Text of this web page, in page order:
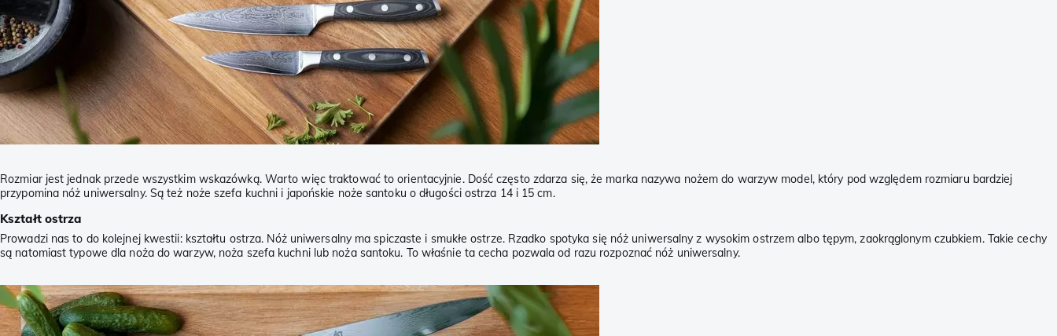
Rozmiar jest jednak przede wszystkim wskazówką. Warto więc traktować to orientacyjnie. Dość często zdarza się, że marka nazywa nożem do warzyw model, który pod względem rozmiaru bardziej
przypomina nóż uniwersalny. Są też noże szefa kuchni i japońskie noże santoku o długości ostrza 14 i 15 cm.
Kształt ostrza
Prowadzi nas to do kolejnej kwestii: kształtu ostrza. Nóż uniwersalny ma spiczaste i smukłe ostrze. Rzadko spotyka się nóż uniwersalny z wysokim ostrzem albo tępym, zaokrąglonym czubkiem. Takie cechy
są natomiast typowe dla noża do warzyw, noża szefa kuchni lub noża santoku. To właśnie ta cecha pozwala od razu rozpoznać nóż uniwersalny.